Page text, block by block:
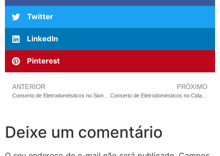
Twitter
LinkedIn
Pinterest
ANTERIOR PRÓXIMO
Conserto de Eletrodomésticos no Cidade Nova em BH: O Que os Números do Setor Revelam Sobre Quando Reparar Vale a Pena — e Quando Não Vale
Deixe um comentário